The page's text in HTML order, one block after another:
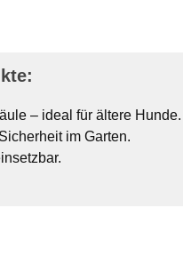
– ideal für ältere Hunde.
im Garten.